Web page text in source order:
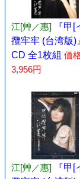
江[艸／惠]
『甲[
攬牢牢 (台湾版)
CD 全1枚組 価
3,956円
江[艸／惠]
『甲[